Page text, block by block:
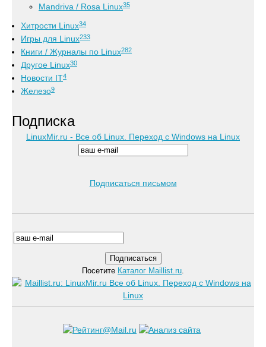
Mandriva / Rosa Linux35
Хитрости Linux34
Игры для Linux233
Книги / Журналы по Linux282
Другое Linux30
Новости IT4
Железо9
Подписка
LinuxMir.ru - Все об Linux. Переход с Windows на Linux
Подписаться письмом
Посетите Каталог Maillist.ru.